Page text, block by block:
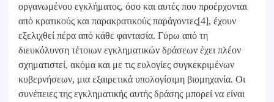
οργανωμένου εγκλήματος, όσο και αυτές που προέρχονται
από κρατικούς και παρακρατικούς παράγοντες[4], έχουν
εξελιχθεί πέρα από κάθε φαντασία. Γύρω από τη
διευκόλυνση τέτοιων εγκληματικών δράσεων έχει πλέον
σχηματιστεί, ακόμα και με τις ευλογίες συγκεκριμένων
κυβερνήσεων, μια εξαιρετικά υπολογίσιμη βιομηχανία. Οι
συνέπειες της εγκληματικής αυτής δράσης μπορεί να είναι